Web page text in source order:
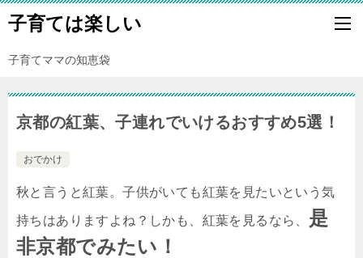
子育ては楽しい
子育てママの知恵袋
京都の紅葉、子連れでいけるおすすめ5選！
おでかけ
秋と言うと紅葉。子供がいても紅葉を見たいという気
持ちはありますよね？しかも、紅葉を見るなら、 是
非京都でみたい！